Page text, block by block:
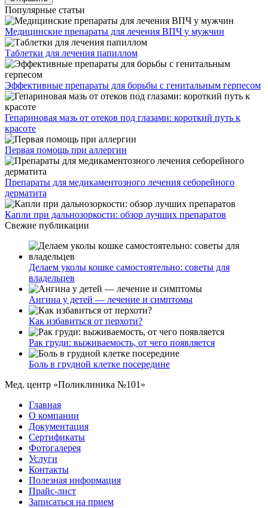
Популярные статьи
Медицинские препараты для лечения ВПЧ у мужчин
Таблетки для лечения папиллом
Эффективные препараты для борьбы с генитальным герпесом
Гепариновая мазь от отеков под глазами: короткий путь к
красоте
Первая помощь при аллергии
Препараты для медикаментозного лечения себорейного
дерматита
Капли при дальнозоркости: обзор лучших препаратов
Свежие публикации
Делаем уколы кошке самостоятельно: советы для
владельцев
Ангина у детей — лечение и симптомы
Как избавиться от перхоти?
Рак груди: выживаемость, от чего появляется
Боль в грудной клетке посередине
Мед. центр «Поликлиника №101»
Главная
О компании
Документация
Сертификаты
Фотогалерея
Услуги
Контакты
Полезная информация
Прайс-лист
Записаться на прием